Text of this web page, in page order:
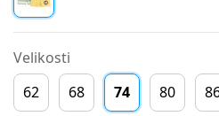
Velikosti
62 68 74 80